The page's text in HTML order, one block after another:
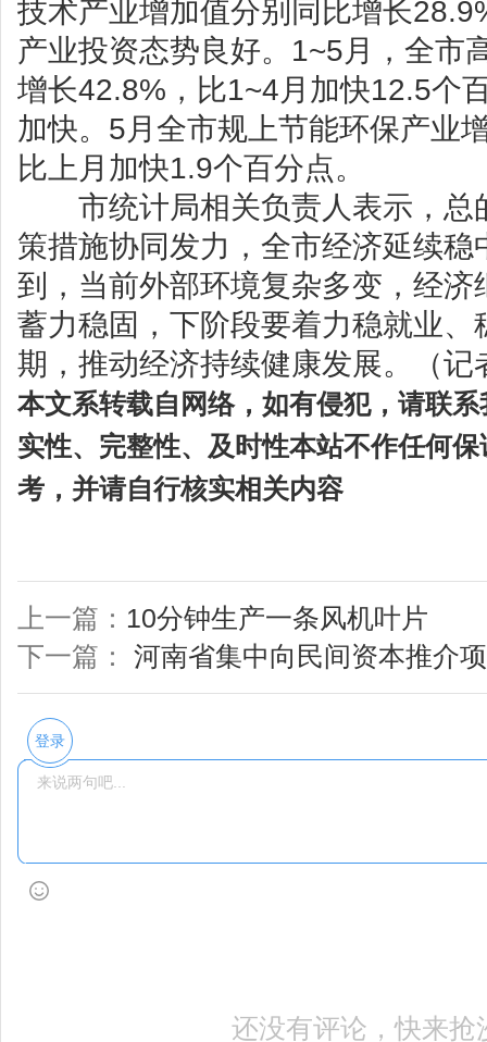
技术产业增加值分别同比增长
产业投资态势良好。1~5月，全市
增长42.8%，比1~4月加快12.5个
加快。5月全市规上节能环保产业
比上月加快1.9个百分点。
市统计局相关负责人表示，总
策措施协同发力，全市经济延续
到，当前外部环境复杂多变，经
蓄力稳固，下阶段要着力稳就业
期，推动经济持续健康发展。（记
本文系转载自网络，如有侵犯，请联
实性、完整性、及时性本站不作任何
考，并请自行核实相关内容
上一篇： 10分钟生产一条风机叶片
下一篇： 河南省集中向民间资本推介
登录
还没有评论，快来抢